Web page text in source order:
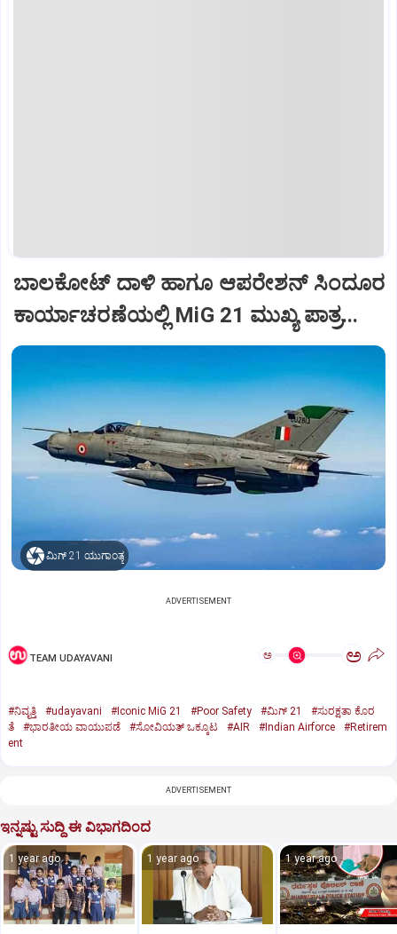
ಬಾಲಕೋಟ್‌ ದಾಳಿ ಹಾಗೂ ಆಪರೇಶನ್‌ ಸಿಂದೂರ
ಕಾರ್ಯಾಚರಣೆಯಲ್ಲಿ MiG 21 ಮುಖ್ಯ ಪಾತ್ರ...
ಮಿಗ್‌ 21 ಯುಗಾಂತ್ಯ
ADVERTISEMENT
TEAM UDAYAVANI ಅ ಅ
#ನಿವೃತ್ತಿ #udayavani #Iconic MiG 21 #Poor Safety #ಮಿಗ್‌ 21
#ಸುರಕ್ಷತಾ ಕೊರ
ತೆ
#ಭಾರತೀಯ ವಾಯುಪಡೆ #ಸೋವಿಯತ್‌ ಒಕ್ಕೂಟ #AIR #Indian Airforce
#Retirem
ent
ADVERTISEMENT
ಇನ್ನಷ್ಟು ಸುದ್ದಿ ಈ ವಿಭಾಗದಿಂದ
1 year ago 1 year ago 1 year ago